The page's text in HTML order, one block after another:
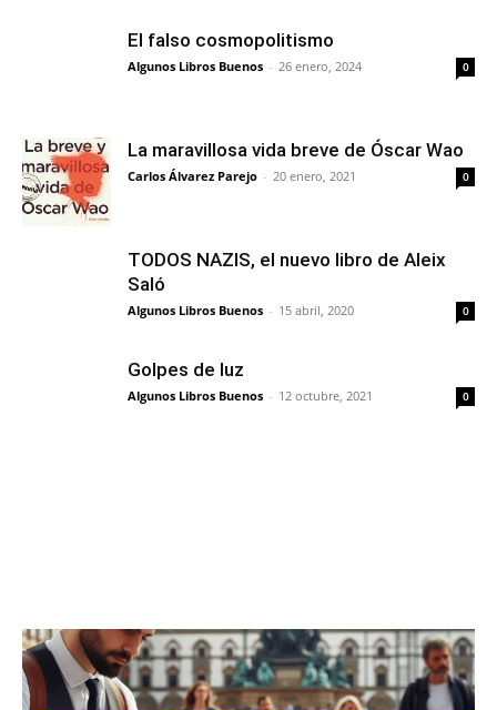
El falso cosmopolitismo
Algunos Libros Buenos - 26 enero, 2024 0
La maravillosa vida breve de Óscar Wao
Carlos Álvarez Parejo - 20 enero, 2021 0
TODOS NAZIS, el nuevo libro de Aleix
Saló
Algunos Libros Buenos - 15 abril, 2020 0
Golpes de luz
Algunos Libros Buenos - 12 octubre, 2021 0